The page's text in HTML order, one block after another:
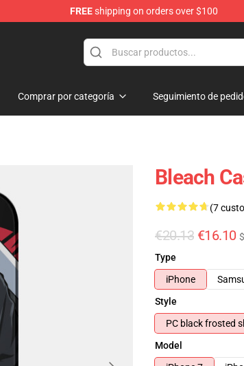
FREEshipping on orders over $100
Comprar por categoría Seguimiento de
Bleach
(7
€20.13 €16.10
Type
iPhone
Style
PC black frosted
Model